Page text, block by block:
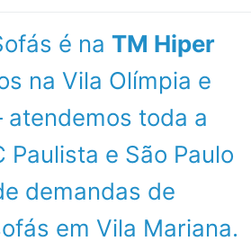
é na TM Hiper
na Vila Olímpia e
atendemos toda a
Paulista e São Paulo
demandas de
em Vila Mariana.